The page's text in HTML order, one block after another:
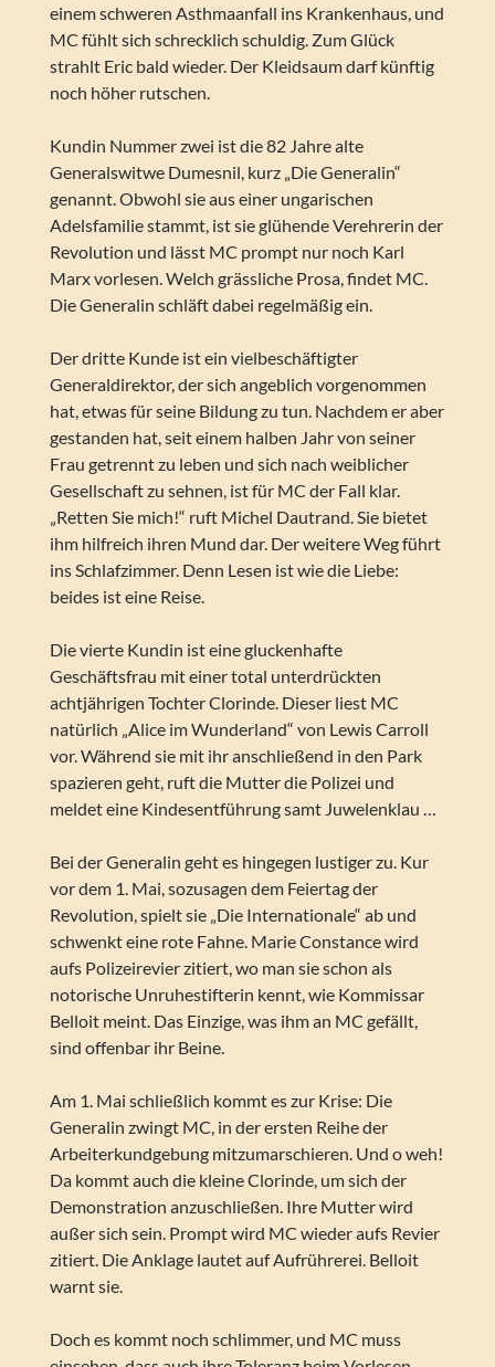
einem schweren Asthmaanfall ins Krankenhaus, und
MC fühlt sich schrecklich schuldig. Zum Glück
strahlt Eric bald wieder. Der Kleidsaum darf künftig
noch höher rutschen.
Kundin Nummer zwei ist die 82 Jahre alte
Generalswitwe Dumesnil, kurz „Die Generalin“
genannt. Obwohl sie aus einer ungarischen
Adelsfamilie stammt, ist sie glühende Verehrerin der
Revolution und lässt MC prompt nur noch Karl
Marx vorlesen. Welch grässliche Prosa, findet MC.
Die Generalin schläft dabei regelmäßig ein.
Der dritte Kunde ist ein vielbeschäftigter
Generaldirektor, der sich angeblich vorgenommen
hat, etwas für seine Bildung zu tun. Nachdem er aber
gestanden hat, seit einem halben Jahr von seiner
Frau getrennt zu leben und sich nach weiblicher
Gesellschaft zu sehnen, ist für MC der Fall klar.
„Retten Sie mich!“ ruft Michel Dautrand. Sie bietet
ihm hilfreich ihren Mund dar. Der weitere Weg führt
ins Schlafzimmer. Denn Lesen ist wie die Liebe:
beides ist eine Reise.
Die vierte Kundin ist eine gluckenhafte
Geschäftsfrau mit einer total unterdrückten
achtjährigen Tochter Clorinde. Dieser liest MC
natürlich „Alice im Wunderland“ von Lewis Carroll
vor. Während sie mit ihr anschließend in den Park
spazieren geht, ruft die Mutter die Polizei und
meldet eine Kindesentführung samt Juwelenklau …
Bei der Generalin geht es hingegen lustiger zu. Kur
vor dem 1. Mai, sozusagen dem Feiertag der
Revolution, spielt sie „Die Internationale“ ab und
schwenkt eine rote Fahne. Marie Constance wird
aufs Polizeirevier zitiert, wo man sie schon als
notorische Unruhestifterin kennt, wie Kommissar
Belloit meint. Das Einzige, was ihm an MC gefällt,
sind offenbar ihr Beine.
Am 1. Mai schließlich kommt es zur Krise: Die
Generalin zwingt MC, in der ersten Reihe der
Arbeiterkundgebung mitzumarschieren. Und o weh!
Da kommt auch die kleine Clorinde, um sich der
Demonstration anzuschließen. Ihre Mutter wird
außer sich sein. Prompt wird MC wieder aufs Revier
zitiert. Die Anklage lautet auf Aufrührerei. Belloit
warnt sie.
Doch es kommt noch schlimmer, und MC muss